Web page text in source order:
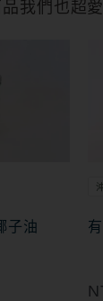
我們也超
子油